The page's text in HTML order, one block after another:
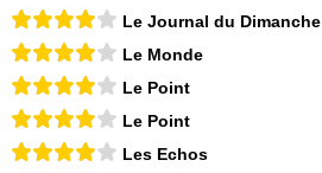
Le Journal du Dimanche
Le Monde
Le Point
Le Point
Les Echos